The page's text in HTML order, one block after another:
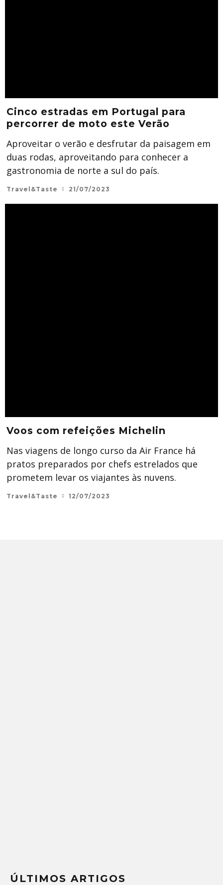
Cinco estradas em Portugal para
percorrer de moto este Verão
Aproveitar o verão e desfrutar da paisagem em
duas rodas, aproveitando para conhecer a
gastronomia de norte a sul do país.
Travel&Taste 21/07/2023
Voos com refeições Michelin
Nas viagens de longo curso da Air France há
pratos preparados por chefs estrelados que
prometem levar os viajantes às nuvens.
Travel&Taste 12/07/2023
ÚLTIMOS ARTIGOS